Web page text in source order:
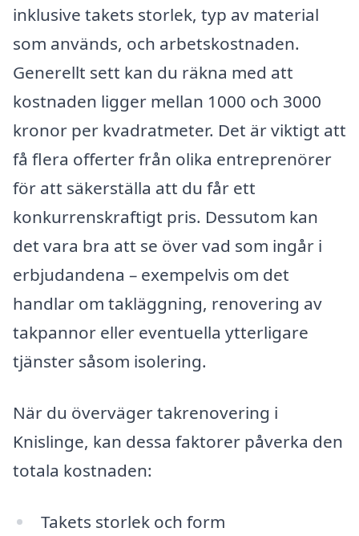
inklusive takets storlek, typ av material
som används, och arbetskostnaden.
Generellt sett kan du räkna med att
kostnaden ligger mellan 1000 och 3000
kronor per kvadratmeter. Det är viktigt att
få flera offerter från olika entreprenörer
för att säkerställa att du får ett
konkurrenskraftigt pris. Dessutom kan
det vara bra att se över vad som ingår i
erbjudandena – exempelvis om det
handlar om takläggning, renovering av
takpannor eller eventuella ytterligare
tjänster såsom isolering.
När du överväger takrenovering i
Knislinge, kan dessa faktorer påverka den
totala kostnaden:
Takets storlek och form